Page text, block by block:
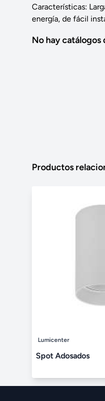
Características:
energía, de fácil
No hay catálogos
Productos
Lumicenter
Spot Adosados